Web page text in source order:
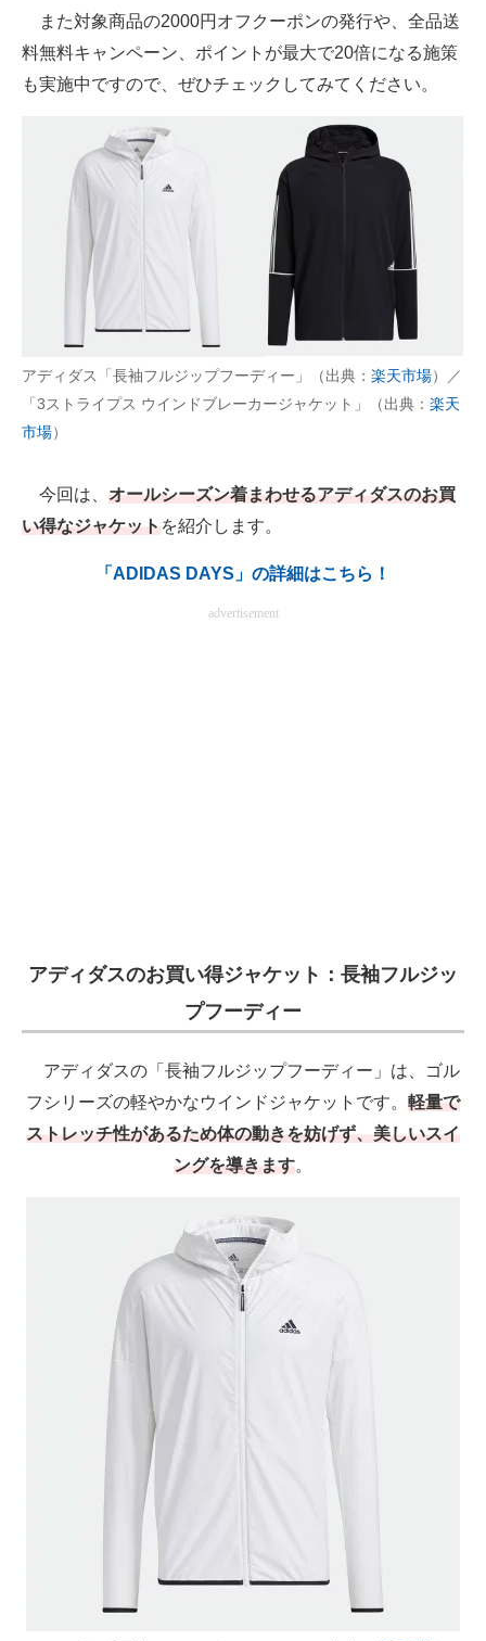
スマホと通信の最新トレンド
好きが集まる 比べて選べる
ビジネスと働き方のヒント
AI活用のいまが分かる
企業ITのトレンドを詳説
経営リーダーのコミュニティ
マーケ×ITの今がよく分かる
ITエンジニア向け専門サイト
IT製品の技術・比較・事例
製造業のIT導入・活用を支援
モノづくり技術者専門サイト
また対象商品の2000円オフクーポンの発行や、全品送
料無料キャンペーン、ポイントが最大で20倍になる施策
も実施中ですので、ぜひチェックしてみてください。
アディダス「長袖フルジップフーディー」（出典： 楽天市場）／
「3ストライプス ウインドブレーカージャケット」（出典： 楽天
市場）
今回は、 オールシーズン着まわせるアディダスのお買
い得なジャケットを紹介します。
「ADIDAS DAYS」の詳細はこちら！
advertisement
アディダスのお買い得ジャケット：長袖フルジッ
プフーディー
アディダスの「長袖フルジップフーディー」は、ゴル
フシリーズの軽やかなウインドジャケットです。 軽量で
ストレッチ性があるため体の動きを妨げず、美しいスイ
ングを導きます。